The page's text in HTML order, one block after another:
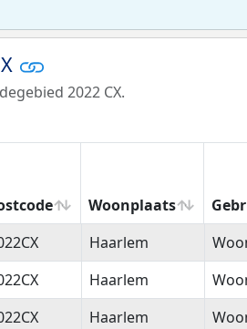
2022 CX.
Woonplaats
Woonplaats
Haarlem
Haarlem
Haarlem